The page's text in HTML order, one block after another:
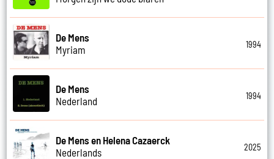
De Mens
Myriam
1994
De Mens
Nederland
1994
De Mens en Helena Cazaerck
Nederlands
2025